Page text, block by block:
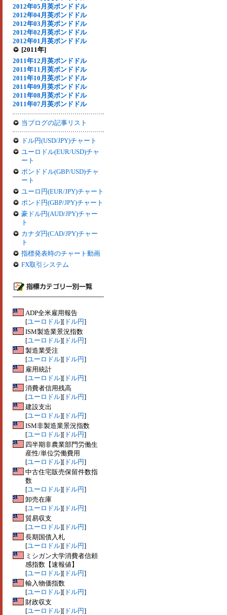
2012年05月英ポンドドル
2012年04月英ポンドドル
2012年03月英ポンドドル
2012年02月英ポンドドル
2012年01月英ポンドドル
[2011年]
2011年12月英ポンドドル
2011年11月英ポンドドル
2011年10月英ポンドドル
2011年09月英ポンドドル
2011年08月英ポンドドル
2011年07月英ポンドドル
当ブログの記事リスト
ドル円(USD/JPY)チャート
ユーロドル(EUR/USD)チャ
ート
ポンドドル(GBP/USD)チャ
ート
ユーロ円(EUR/JPY)チャート
ポンド円(GBP/JPY)チャート
豪ドル円(AUD/JPY)チャー
ト
カナダ円(CAD/JPY)チャー
ト
指標発表時のチャート動画
FX取引システム
ADP全米雇用報告
[ユーロドル][ ドル円]
ISM製造業景況指数
[ユーロドル][ ドル円]
製造業受注
[ユーロドル][ ドル円]
雇用統計
[ユーロドル][ ドル円]
消費者信用残高
[ユーロドル][ ドル円]
建設支出
[ユーロドル][ ドル円]
ISM非製造業景況指数
[ユーロドル][ ドル円]
四半期非農業部門労働生
産性/単位労働費用
[ユーロドル][ ドル円]
中古住宅販売保留件数指
数
[ユーロドル][ ドル円]
卸売在庫
[ユーロドル][ ドル円]
貿易収支
[ユーロドル][ ドル円]
長期国債入札
[ユーロドル][ ドル円]
ミシガン大学消費者信頼
感指数【速報値】
[ユーロドル][ ドル円]
輸入物価指数
[ユーロドル][ ドル円]
財政収支
[ユーロドル][ ドル円]